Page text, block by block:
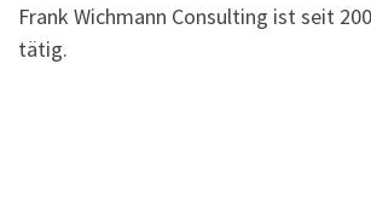
Frank Wichmann Consulting ist seit
tätig.